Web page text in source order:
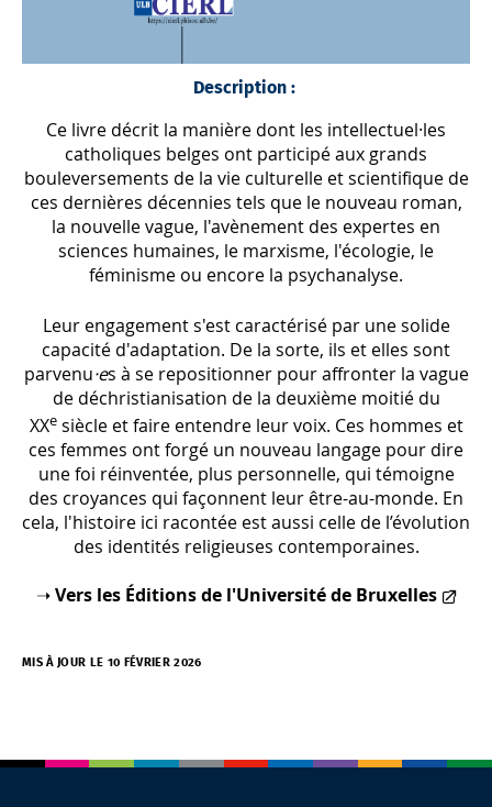
Description :
Ce livre décrit la manière dont les intellectuel·les
catholiques belges ont participé aux grands
bouleversements de la vie culturelle et scientifique de
ces dernières décennies tels que le nouveau roman,
la nouvelle vague, l'avènement des expertes en
sciences humaines, le marxisme, l'écologie, le
féminisme ou encore la psychanalyse.
Leur engagement s'est caractérisé par une solide
capacité d'adaptation. De la sorte, ils et elles sont
parvenu·es à se repositionner pour affronter la vague
de déchristianisation de la deuxième moitié du
XXesiècle et faire entendre leur voix. Ces hommes et
ces femmes ont forgé un nouveau langage pour dire
une foi réinventée, plus personnelle, qui témoigne
des croyances qui façonnent leur être-au-monde. En
cela, l'histoire ici racontée est aussi celle de l’évolution
des identités religieuses contemporaines.
➝Vers les Éditions de l'Université de Bruxelles
MIS À JOUR LE 10 FÉVRIER 2026